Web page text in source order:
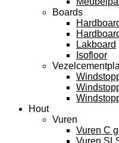
Boards
Lakboard
Isofloor
Hout
Vuren
Vuren C
Vuren